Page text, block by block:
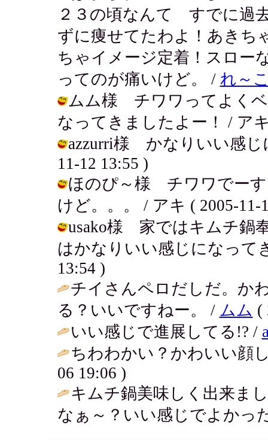
２３の頃なんて すでに
ずに痩せてたわよ！あきち
ちゃイメージ定着！スロー
ってのが痛いけど。 / れ～
ムム様 チワワってよく
なってきましたよー！ / ア
azzurri様 かなりいい感じ
11-12 13:55 )
ほのぴ～様 チワワでーす
けど。。。 / アキ ( 2005-11-
usako様 家ではキムチ鍋
はかなりいい感じになって
13:54 )
チイさんペロだしだ。か
る？いいですねー。 / ムム (
いい感じで進展してる!? /
ちわわかい？かわいい顔
06 19:06 )
キムチ鍋美味しく出来ま
なぁ～？いい感じでよかっ